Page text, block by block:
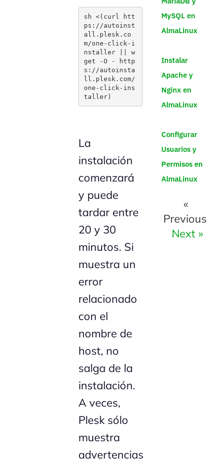
sh <(curl htt
ps://autoinst
all.plesk.co
m/one-click-i
nstaller || w
get -O - http
s://autoinsta
ll.plesk.com/
one-click-ins
taller)
La
instalación
comenzará
y puede
tardar entre
20 y 30
minutos. Si
muestra un
error
relacionado
con el
nombre de
host, no
salga de la
instalación.
A veces,
Plesk sólo
muestra
advertencias
MySQL en
AlmaLinux
Instalar
Apache y
Nginx en
AlmaLinux
Configurar
Usuarios y
Permisos en
AlmaLinux
«
Previous
Next »